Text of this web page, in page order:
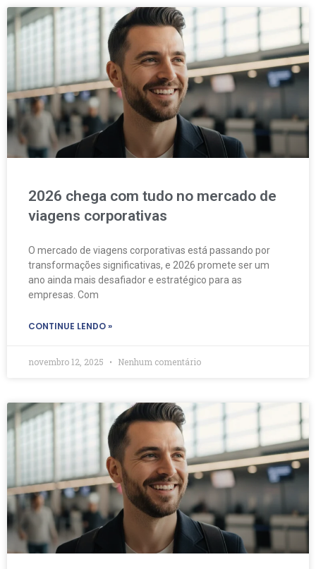
2026 chega com tudo no mercado de
viagens corporativas
O mercado de viagens corporativas está passando por
transformações significativas, e 2026 promete ser um
ano ainda mais desafiador e estratégico para as
empresas. Com
CONTINUE LENDO »
novembro 12, 2025 Nenhum comentário